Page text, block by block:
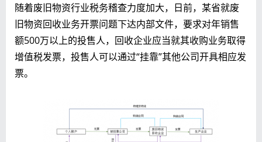
随着废旧物资行业税务稽查力度加大，日前，某省就废
旧物资回收业务开票问题下达内部文件，要求对年销售
额500万以上的投售人，回收企业应当就其收购业务取得
增值税发票，投售人可以通过“挂靠”其他公司开具相应发
票。